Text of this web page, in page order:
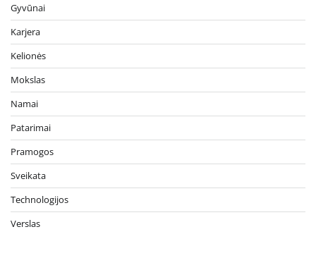
Gyvūnai
Karjera
Kelionės
Mokslas
Namai
Patarimai
Pramogos
Sveikata
Technologijos
Verslas